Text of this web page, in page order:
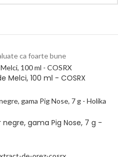
ca foarte bune
Melci, 100 ml - COSRX
gama Pig Nose, 7 g -